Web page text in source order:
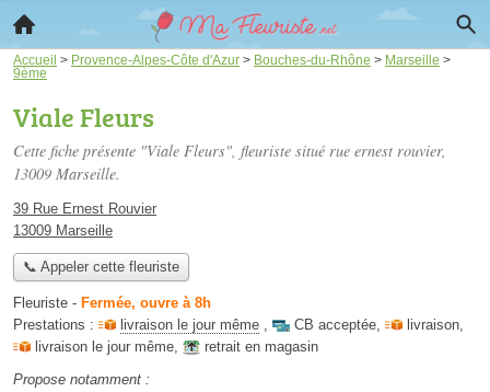
Accueil > Provence-Alpes-Côte d'Azur > Bouches-du-Rhône > Marseille >
9ème
Viale Fleurs
Cette fiche présente "Viale Fleurs", fleuriste situé rue ernest rouvier,
13009 Marseille.
39 Rue Ernest Rouvier
13009 Marseille
📞 Appeler cette fleuriste
Fleuriste - Fermée, ouvre à 8h
Prestations :
livraison le jour même , CB acceptée, livraison,
livraison le jour même,
retrait en magasin
Propose notamment :